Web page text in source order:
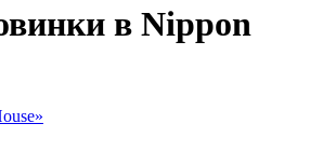
в Nippon